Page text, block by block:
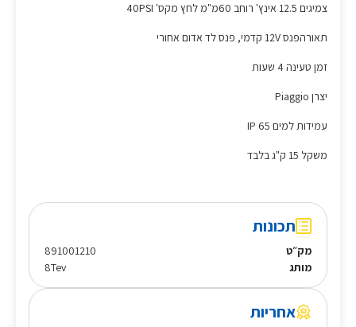
צמיגים 12.5 אינץ' רוחב 60מ"מ לחץ מקס' 40PSI
תאורהפנס 12V קדמי, פנס לד אדום אחורי
זמן טעינה 4 שעות
יצרן Piaggio
עמידות למים IP 65
משקל 15 ק"ג בלבד
תכונות
מק״ט
891001210
מותג
8Tev
אחריות